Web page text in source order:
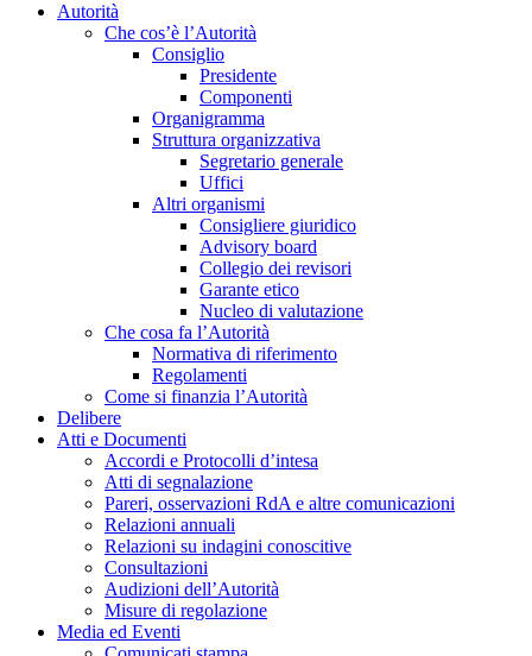
Autorità
Che cos’è l’Autorità
Consiglio
Presidente
Componenti
Organigramma
Struttura organizzativa
Segretario generale
Uffici
Altri organismi
Consigliere giuridico
Advisory board
Collegio dei revisori
Garante etico
Nucleo di valutazione
Che cosa fa l’Autorità
Normativa di riferimento
Regolamenti
Come si finanzia l’Autorità
Delibere
Atti e Documenti
Accordi e Protocolli d’intesa
Atti di segnalazione
Pareri, osservazioni RdA e altre comunicazioni
Relazioni annuali
Relazioni su indagini conoscitive
Consultazioni
Audizioni dell’Autorità
Misure di regolazione
Media ed Eventi